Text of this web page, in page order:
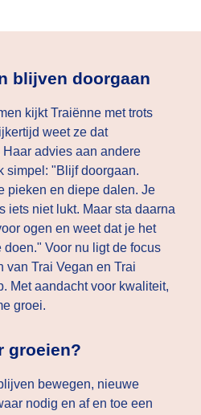
blijven doorgaan
kijkt Traiënne met trots
weet ze dat
advies aan andere
simpel: "Blijf doorgaan.
pieken en diepe dalen. Je
iets niet lukt. Maar sta daarna
ogen en weet dat je het
Voor nu ligt de focus
van Trai Vegan en Trai
Met aandacht voor kwaliteit,
groei.
groeien?
bewegen, nieuwe
nodig en af en toe een